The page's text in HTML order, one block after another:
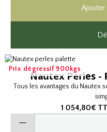
Ajouter
Prix dégressif 900kgs
Nautex Perles -
Tous les avantages du Nautex
1 054,80€